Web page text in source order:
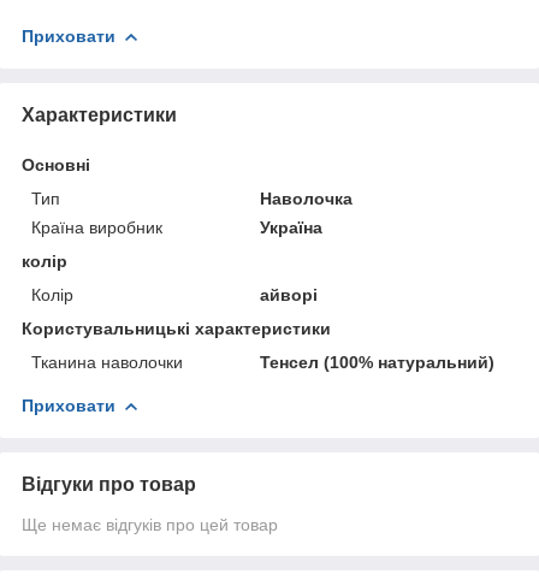
Приховати
Характеристики
Основні
Тип
Наволочка
Країна виробник
Україна
колір
Колір
айворі
Користувальницькі характеристики
Тканина наволочки
Тенсел (100% натуральний)
Приховати
Відгуки про товар
Ще немає відгуків про цей товар